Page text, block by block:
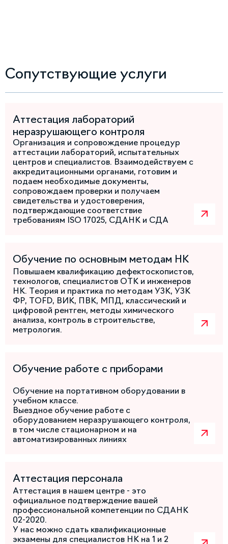
Сопутствующие услуги
Аттестация лабораторий
неразрушающего контроля
Организация и сопровождение процедур
аттестации лабораторий, испытательных
центров и специалистов. Взаимодействуем с
аккредитационными органами, готовим и
подаем необходимые документы,
сопровождаем проверки и получаем
свидетельства и удостоверения,
подтверждающие соответствие
требованиям ISO 17025, СДАНК и СДА
Обучение по основным методам НК
Повышаем квалификацию дефектоскопистов,
технологов, специалистов ОТК и инженеров
НК. Теория и практика по методам УЗК, УЗК
ФР, TOFD, ВИК, ПВК, МПД, классический и
цифровой рентген, методы химического
анализа, контроль в строительстве,
метрология.
Обучение работе с приборами
Обучение на портативном оборудовании в
учебном классе.
Выездное обучение работе с
оборудованием неразрушающего контроля,
в том числе стационарном и на
автоматизированных линиях
Аттестация персонала
Аттестация в нашем центре - это
официальное подтверждение вашей
профессиональной компетенции по СДАНК
02-2020.
У нас можно сдать квалификационные
экзамены для специалистов НК на 1 и 2